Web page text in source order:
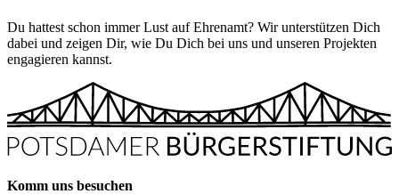
Du hattest schon immer Lust auf Ehrenamt? Wir unterstützen Dich
dabei und zeigen Dir, wie Du Dich bei uns und unseren Projekten
engagieren kannst.
Komm uns besuchen